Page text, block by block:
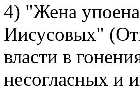
4) "Жена
Иисусовых"
власти в
несогласных и